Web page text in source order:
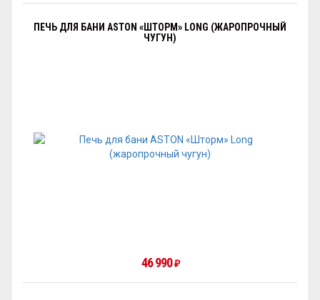
ПЕЧЬ ДЛЯ БАНИ ASTON «ШТОРМ» LONG (ЖАРОПРОЧНЫЙ
ЧУГУН)
46 990₽